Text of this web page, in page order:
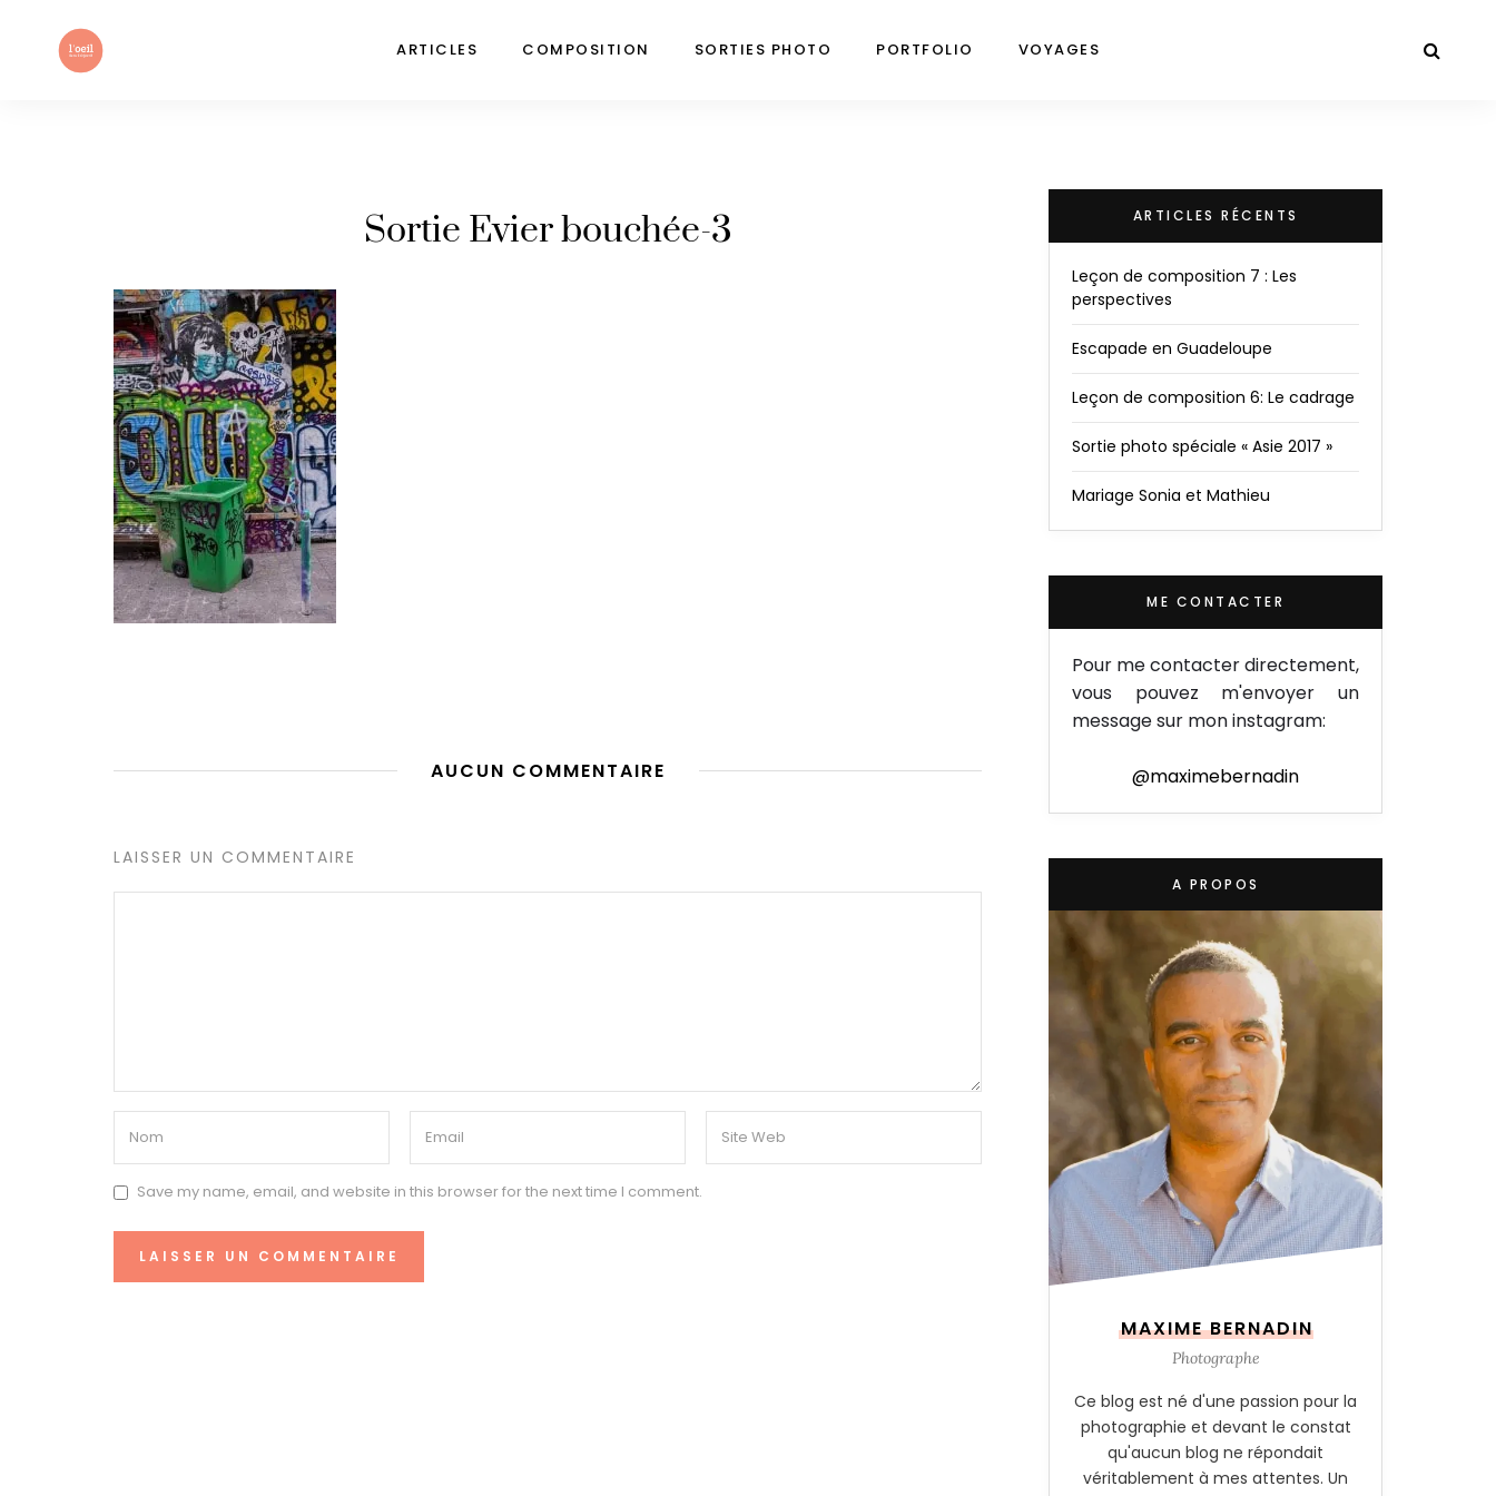
ARTICLES COMPOSITION SORTIES PHOTO PORTFOLIO VOYAGES
Sortie Evier bouchée-3
AUCUN COMMENTAIRE
LAISSER UN COMMENTAIRE
Save my name, email, and website in this browser for the next time I comment.
ARTICLES RÉCENTS
Leçon de composition 7 : Les
perspectives
Escapade en Guadeloupe
Leçon de composition 6: Le cadrage
Sortie photo spéciale « Asie 2017 »
Mariage Sonia et Mathieu
ME CONTACTER
Pour me contacter directement,
vous pouvez m'envoyer un
message sur mon instagram:
@maximebernadin
A PROPOS
MAXIME BERNADIN
Photographe
Ce blog est né d'une passion pour la
photographie et devant le constat
qu'aucun blog ne répondait
véritablement à mes attentes. Un